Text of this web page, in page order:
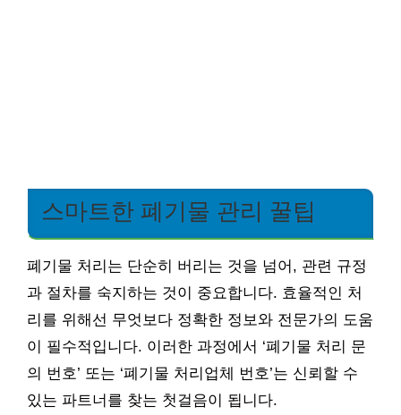
스마트한 폐기물 관리 꿀팁
폐기물 처리는 단순히 버리는 것을 넘어, 관련 규정
과 절차를 숙지하는 것이 중요합니다. 효율적인 처
리를 위해선 무엇보다 정확한 정보와 전문가의 도움
이 필수적입니다. 이러한 과정에서 ‘폐기물 처리 문
의 번호’ 또는 ‘폐기물 처리업체 번호’는 신뢰할 수
있는 파트너를 찾는 첫걸음이 됩니다.